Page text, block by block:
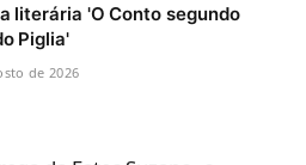
literária 'O Conto segundo
Piglia'
de 2026